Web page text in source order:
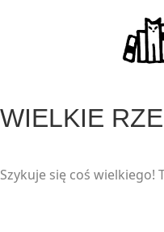
WIELKIE
Szykuje się coś